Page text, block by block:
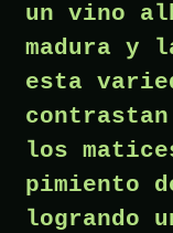
un vino
madura y
esta
los
pimiento
logrando